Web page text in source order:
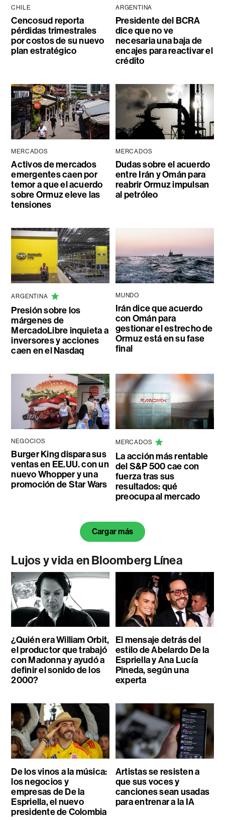
CHILE
Cencosud reporta
pérdidas trimestrales
por costos de su nuevo
plan estratégico
ARGENTINA
Presidente del BCRA
dice que no ve
necesaria una baja de
encajes para reactivar el
crédito
MERCADOS
Activos de mercados
emergentes caen por
temor a que el acuerdo
sobre Ormuz eleve las
tensiones
MERCADOS
Dudas sobre el acuerdo
entre Irán y Omán para
reabrir Ormuz impulsan
al petróleo
ARGENTINA
Presión sobre los
márgenes de
MercadoLibre inquieta a
inversores y acciones
caen en el Nasdaq
MUNDO
Irán dice que acuerdo
con Omán para
gestionar el estrecho de
Ormuz está en su fase
final
NEGOCIOS
Burger King dispara sus
ventas en EE.UU. con un
nuevo Whopper y una
promoción de Star Wars
MERCADOS
La acción más rentable
del S&P 500 cae con
fuerza tras sus
resultados: qué
preocupa al mercado
Cargar más
Lujos y vida en Bloomberg Línea
¿Quién era William Orbit,
el productor que trabajó
con Madonna y ayudó a
definir el sonido de los
2000?
El mensaje detrás del
estilo de Abelardo De la
Espriella y Ana Lucía
Pineda, según una
experta
De los vinos a la música:
los negocios y
empresas de De la
Espriella, el nuevo
presidente de Colombia
Artistas se resisten a
que sus voces y
canciones sean usadas
para entrenar a la IA